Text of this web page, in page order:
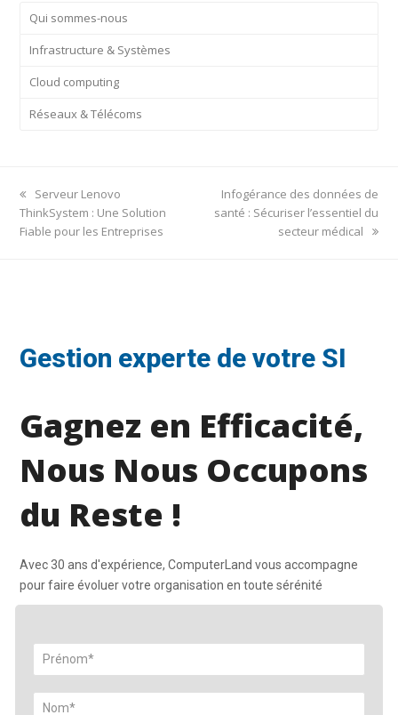
Qui sommes-nous
Infrastructure & Systèmes
Cloud computing
Réseaux & Télécoms
previous
post:
Serveur Lenovo
ThinkSystem : Une Solution
Fiable pour les Entreprises
next
post:
Infogérance des données de
santé : Sécuriser l’essentiel du
secteur médical
Gestion experte de votre SI
Gagnez en Efficacité,
Nous Nous Occupons
du Reste !
Avec 30 ans d'expérience, ComputerLand vous accompagne
pour faire évoluer votre organisation en toute sérénité